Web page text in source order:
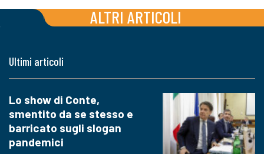
ALTRI ARTICOLI
Ultimi articoli
Lo show di Conte,
smentito da se stesso e
barricato sugli slogan
pandemici